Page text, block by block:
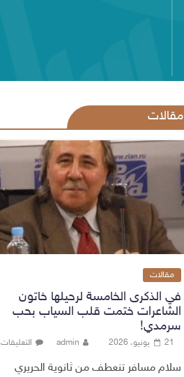
مقالات
مقالات
في الذكرى الخامسة لرحيلها خاتون
الشاعرات ختمت قلب السياب بحب
سرمدي!
21 يونيو، 2026 admin التعليقات
سلام مسافر تنعطف من ثانوية الحريري